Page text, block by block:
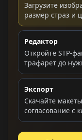
Загрузите
размер страз и
Редактор
Откройте STP-
трафарет до
Экспорт
Скачайте
согласование с